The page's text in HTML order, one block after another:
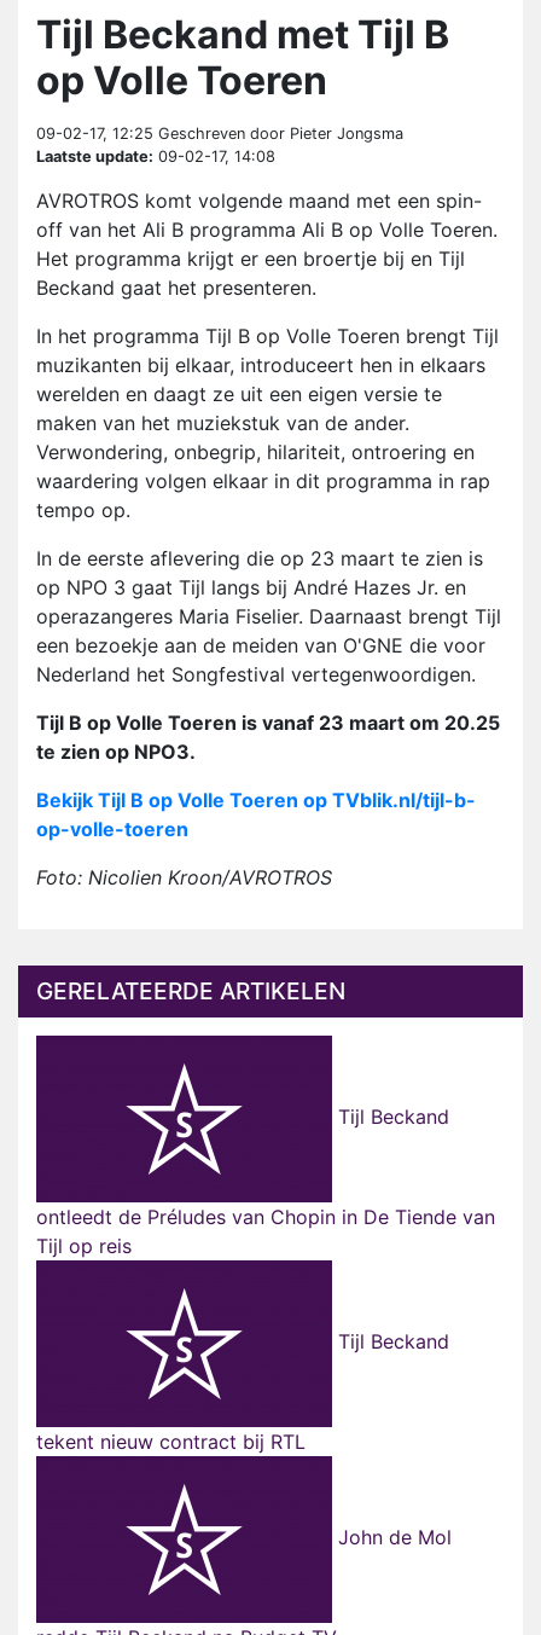
Tijl Beckand met Tijl B
op Volle Toeren
09-02-17, 12:25 Geschreven door Pieter Jongsma
Laatste update: 09-02-17, 14:08
AVROTROS komt volgende maand met een spin-
off van het Ali B programma Ali B op Volle Toeren.
Het programma krijgt er een broertje bij en Tijl
Beckand gaat het presenteren.
In het programma Tijl B op Volle Toeren brengt Tijl
muzikanten bij elkaar, introduceert hen in elkaars
werelden en daagt ze uit een eigen versie te
maken van het muziekstuk van de ander.
Verwondering, onbegrip, hilariteit, ontroering en
waardering volgen elkaar in dit programma in rap
tempo op.
In de eerste aflevering die op 23 maart te zien is
op NPO 3 gaat Tijl langs bij André Hazes Jr. en
operazangeres Maria Fiselier. Daarnaast brengt Tijl
een bezoekje aan de meiden van O'GNE die voor
Nederland het Songfestival vertegenwoordigen.
Tijl B op Volle Toeren is vanaf 23 maart om 20.25
te zien op NPO3.
Bekijk Tijl B op Volle Toeren op TVblik.nl/tijl-b-
op-volle-toeren
Foto: Nicolien Kroon/AVROTROS
GERELATEERDE ARTIKELEN
Tijl Beckand
ontleedt de Préludes van Chopin in De Tiende van
Tijl op reis
Tijl Beckand
tekent nieuw contract bij RTL
John de Mol